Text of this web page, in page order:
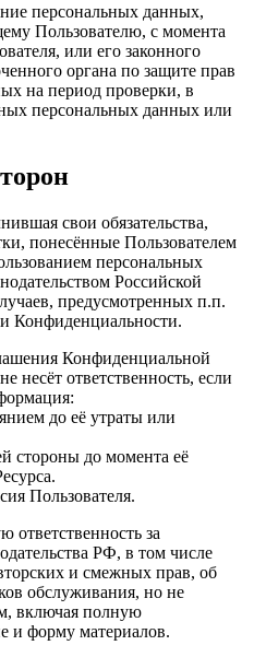
персональных данных,
Пользователю, с момента
или его законного
органа по защите прав
на период проверки, в
персональных данных или
свои обязательства,
понесённые Пользователем
персональных
Российской
предусмотренных п.п.
Конфиденциальности.
Конфиденциальной
ответственность, если
до её утраты или
стороны до момента её
Пользователя.
ответственность за
РФ, в том числе
и смежных прав, об
обслуживания, но не
включая полную
и форму материалов.